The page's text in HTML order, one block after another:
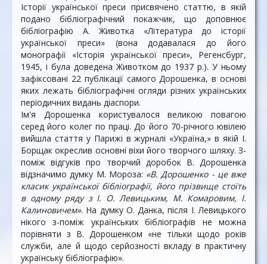
Історії української преси присвячено статтю, в якій
подано бібліографічний покажчик, що доповнює
бібліографію А. Животка «Література до історії
української преси» (вона додавалася до його
монографії «Історія української преси», Регенсбург,
1945, і була доведена Животком до 1937 р.). У ньому
зафіксовані 22 публікації самого Дорошенка, в основі
яких лежать бібліографічні огляди різних українських
періодичних видань діаспори.
Ім'я Дорошенка користувалося великою повагою
серед його колег по праці. До його 70-річного ювілею
вийшла стаття у Парижі в журналі «Україна,» в якій І.
Борщак окреслив основні віхи його творчого шляху. З-
поміж відгуків про творчий доробок В. Дорошенка
відзначимо думку М. Мороза: «В. Дорошенко - це вже
класик української бібліографії, його прізвище стоїть
в одному ряду з І. О. Левицьким, М. Комаровим, І.
Калиновичем». На думку О. Данка, після І. Левицького
нікого з-поміж українських бібліографів не можна
порівняти з В. Дорошенком «не тільки щодо років
служби, але й щодо серйозності вкладу в практичну
українську бібліографію».